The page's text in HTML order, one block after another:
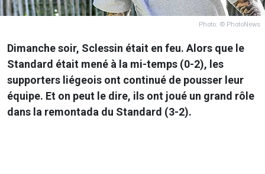
Photo: © PhotoNews
Dimanche soir, Sclessin était en feu. Alors que le
Standard était mené à la mi-temps (0-2), les
supporters liégeois ont continué de pousser leur
équipe. Et on peut le dire, ils ont joué un grand rôle
dans la remontada du Standard (3-2).